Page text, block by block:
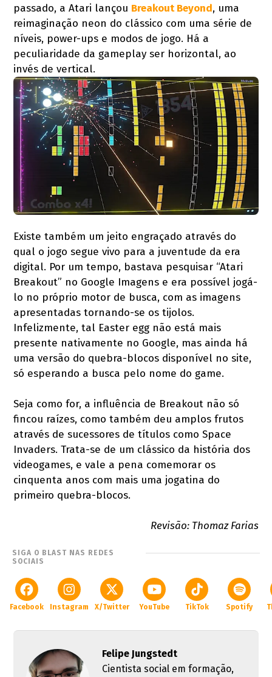
passado, a Atari lançou Breakout Beyond, uma
reimaginação neon do clássico com uma série de
níveis, power-ups e modos de jogo. Há a
peculiaridade da gameplay ser horizontal, ao
invés de vertical.
Existe também um jeito engraçado através do
qual o jogo segue vivo para a juventude da era
digital. Por um tempo, bastava pesquisar “Atari
Breakout” no Google Imagens e era possível jogá-
lo no próprio motor de busca, com as imagens
apresentadas tornando-se os tijolos.
Infelizmente, tal Easter egg não está mais
presente nativamente no Google, mas ainda há
uma versão do quebra-blocos disponível no site,
só esperando a busca pelo nome do game.
Seja como for, a influência de Breakout não só
fincou raízes, como também deu amplos frutos
através de sucessores de títulos como Space
Invaders. Trata-se de um clássico da história dos
videogames, e vale a pena comemorar os
cinquenta anos com mais uma jogatina do
primeiro quebra-blocos.
Revisão: Thomaz Farias
SIGA O BLAST NAS REDES
SOCIAIS
Facebook Instagram X/Twitter YouTube TikTok Spotify
Felipe Jungstedt
Cientista social em formação,